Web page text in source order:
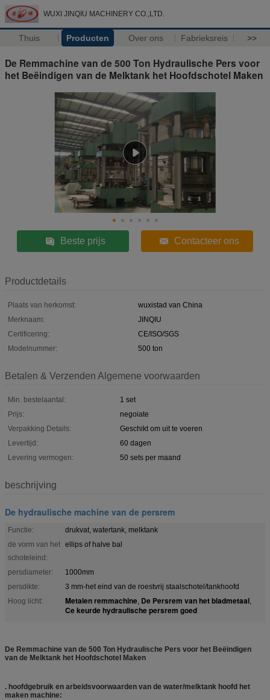
WUXI JINQIU MACHINERY CO.,LTD.
Thuis Producten Over ons Fabrieksreis >>
De Remmachine van de 500 Ton Hydraulische Pers voor
het Beëindigen van de Melktank het Hoofdschotel Maken
Beste prijs Contacteer ons
Productdetails
Plaats van herkomst:
wuxistad van China
Merknaam:
JINQIU
Certificering:
CE/ISO/SGS
Modelnummer:
500 ton
Betalen & Verzenden Algemene voorwaarden
Min. bestelaantal:
1 set
Prijs:
negoiate
Verpakking Details:
Geschikt om uit te voeren
Levertijd:
60 dagen
Levering vermogen:
50 sets per maand
beschrijving
De hydraulische machine van de persrem
Functie:
drukvat, watertank, melktank
de vorm van het
schoteleind:
ellips of halve bal
persdiameter:
1000mm
persdikte:
3 mm-het eind van de roestvrij staalschotel/tankhoofd
Hoog licht:
Metalen remmachine, De Persrem van het bladmetaal,
Ce keurde hydraulische persrem goed
De Remmachine van de 500 Ton Hydraulische Pers voor het Beëindigen
van de Melktank het Hoofdschotel Maken
. hoofdgebruik en arbeidsvoorwaarden van de water/melktank hoofd het
maken machine: